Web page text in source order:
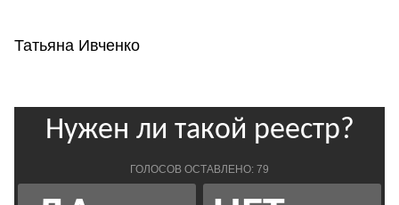
Татьяна Ивченко